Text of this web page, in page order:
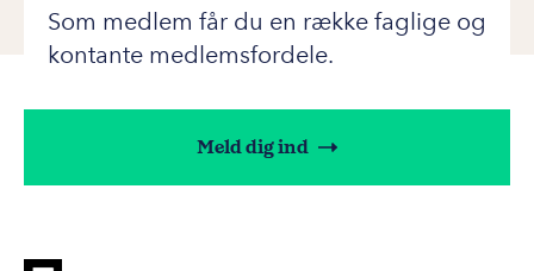
Som medlem får du en række faglige og
kontante medlemsfordele.
Meld dig ind